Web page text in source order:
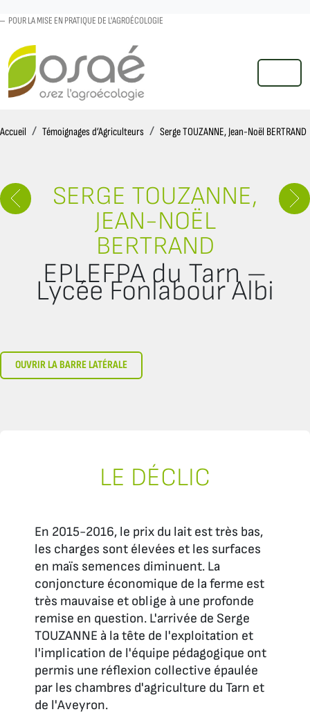
POUR LA MISE EN PRATIQUE DE L'AGROÉCOLOGIE
MENU
Accueil AccueilTémoignages d’Agriculteurs Serge TOUZANNE, Jean-Noël BERTRAND
SERGE TOUZANNE,
JEAN-NOËL
BERTRAND
EPLEFPA du Tarn –
Lycée Fonlabour Albi
OUVRIR LA BARRE LATÉRALE
LE DÉCLIC
En 2015-2016, le prix du lait est très bas,
les charges sont élevées et les surfaces
en maïs semences diminuent. La
conjoncture économique de la ferme est
très mauvaise et oblige à une profonde
remise en question. L'arrivée de Serge
TOUZANNE à la tête de l'exploitation et
l'implication de l'équipe pédagogique ont
permis une réflexion collective épaulée
par les chambres d'agriculture du Tarn et
de l'Aveyron.